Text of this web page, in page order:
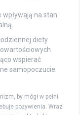
na stan
diety
wspierać
samopoczucie.
by mógł w pełni
pożywienia. Wraz